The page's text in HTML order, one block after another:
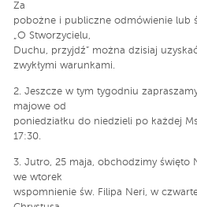
Za
pobożne i publiczne odmówienie lub
„O Stworzycielu,
Duchu, przyjdź” można dzisiaj
zwykłymi warunkami.
2. Jeszcze w tym tygodniu
majowe od
poniedziałku do niedzieli po każdej
17:30.
3. Jutro, 25 maja, obchodzimy święto
we wtorek
wspomnienie św. Filipa Neri, w